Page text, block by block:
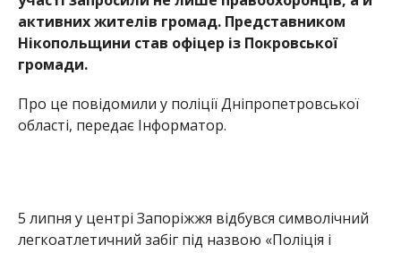
активних жителів громад. Представником
Нікопольщини став офіцер із Покровської
громади.
Про це повідомили у поліції Дніпропетровської
області, передає Інформатор.
5 липня у центрі Запоріжжя відбувся символічний
легкоатлетичний забіг під назвою «Поліція і